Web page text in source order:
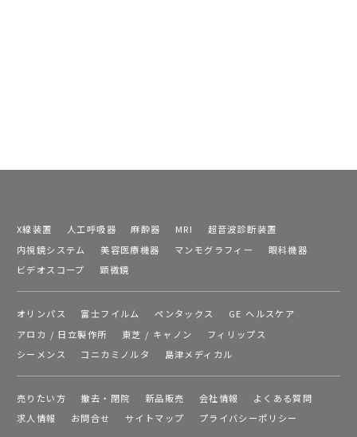
X線装置 人工呼吸器 麻酔器 MRI
超音波診断装置
内視鏡システム
美容医療機器 マンモグラフィー
眼科機器
ビデオスコープ
顕微鏡
オリンパス 富士フイルム ペンタックス
GE ヘルスケア
アロカ / 日立製作所
東芝 / キャノン
フィリップス
シーメンス
コニカミノルタ 島津メディカル
売りたい方 撤去・閉院 新品販売 会社情報
よくある質問
求人情報
お問合せ サイトマップ プライバシーポリシー